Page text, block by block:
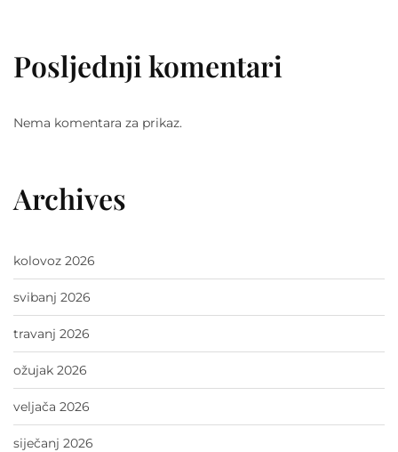
Posljednji komentari
Nema komentara za prikaz.
Archives
kolovoz 2026
svibanj 2026
travanj 2026
ožujak 2026
veljača 2026
siječanj 2026